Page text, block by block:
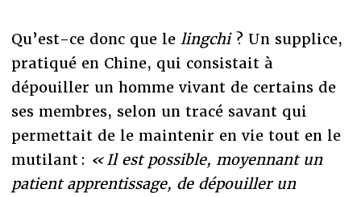
Qu’est-ce donc que le lingchi ? Un supplice,
pratiqué en Chine, qui consistait à
dépouiller un homme vivant de certains de
ses membres, selon un tracé savant qui
permettait de le maintenir en vie tout en le
mutilant : « Il est possible, moyennant un
patient apprentissage, de dépouiller un